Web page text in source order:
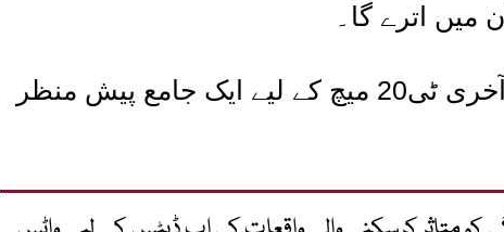
میں اترے گا۔
آخری ٹی20 میچ کے لیے ایک جامع پیش منظر